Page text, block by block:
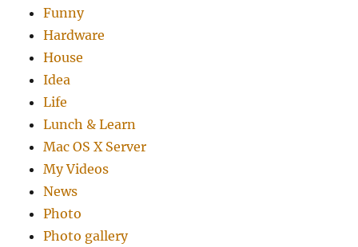
Funny
Hardware
House
Idea
Life
Lunch & Learn
Mac OS X Server
My Videos
News
Photo
Photo gallery